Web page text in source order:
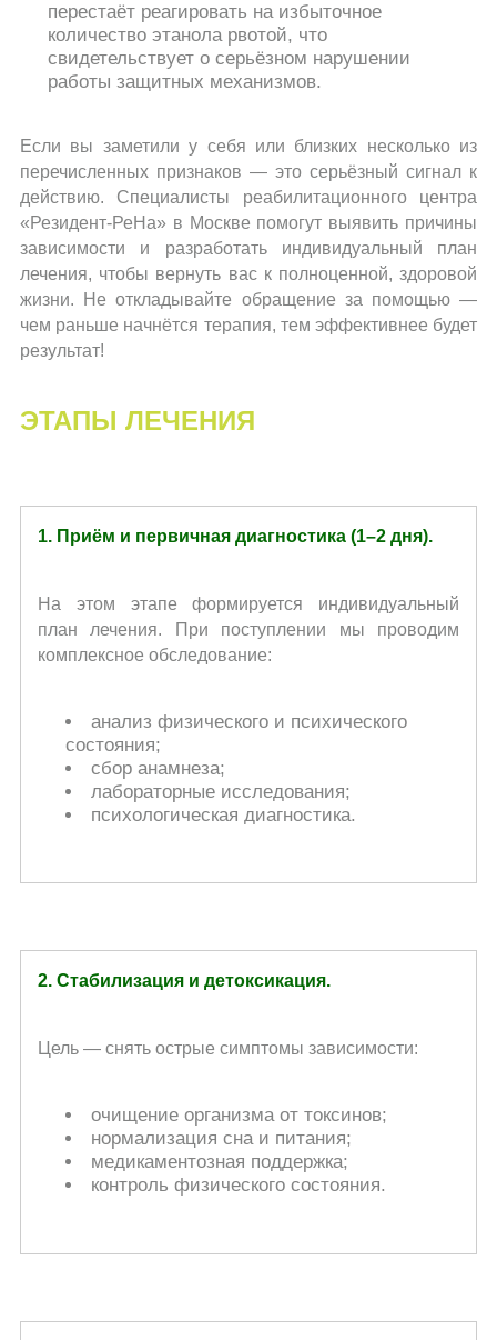
перестаёт реагировать на избыточное
количество этанола рвотой, что
свидетельствует о серьёзном нарушении
работы защитных механизмов.
Если вы заметили у себя или близких несколько из
перечисленных признаков — это серьёзный сигнал к
действию. Специалисты реабилитационного центра
«Резидент-РеНа» в Москве помогут выявить причины
зависимости и разработать индивидуальный план
лечения, чтобы вернуть вас к полноценной, здоровой
жизни. Не откладывайте обращение за помощью —
чем раньше начнётся терапия, тем эффективнее будет
результат!
ЭТАПЫ ЛЕЧЕНИЯ
1. Приём и первичная диагностика (1–2 дня).
На этом этапе формируется индивидуальный
план лечения. При поступлении мы проводим
комплексное обследование:
анализ физического и психического
состояния;
сбор анамнеза;
лабораторные исследования;
психологическая диагностика.
2. Стабилизация и детоксикация.
Цель — снять острые симптомы зависимости:
очищение организма от токсинов;
нормализация сна и питания;
медикаментозная поддержка;
контроль физического состояния.